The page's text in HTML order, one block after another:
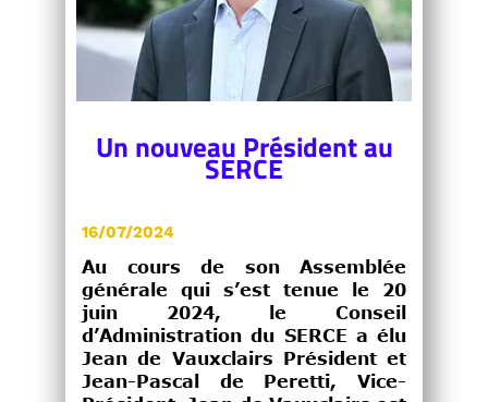
Un nouveau Président au
SERCE
16/07/2024
Au cours de son Assemblée
générale qui s’est tenue le 20
juin 2024, le Conseil
d’Administration du SERCE a élu
Jean de Vauxclairs Président et
Jean-Pascal de Peretti, Vice-